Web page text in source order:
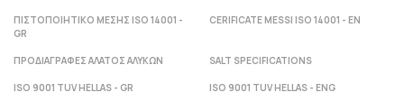
ΠΙΣΤΟΠΟΙΗΤΙΚΟ ΜΕΣΗΣ ISO 14001 -
GR
CERIFICATE MESSI ISO 14001 - ΕΝ
ΠΡΟΔΙΑΓΡΑΦΕΣ ΑΛΑΤΟΣ ΑΛΥΚΩΝ SALT SPECIFICATIONS
ISO 9001 TUV HELLAS - GR ISO 9001 TUV HELLAS - ENG